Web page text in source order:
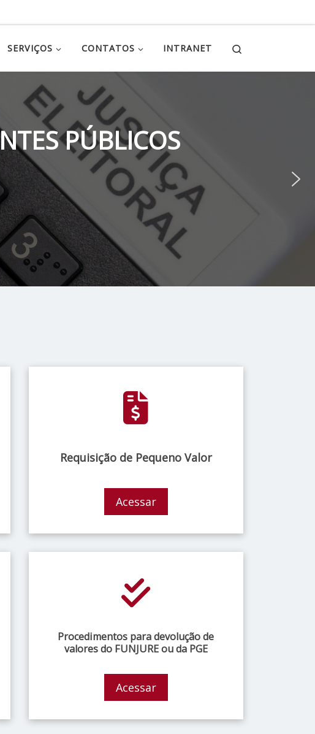
SERVIÇOS CONTATOS INTRANET
PÚBLICOS
Requisição de Pequeno Valor
Acessar
Procedimentos para devolução de
valores do FUNJURE ou da PGE
Acessar